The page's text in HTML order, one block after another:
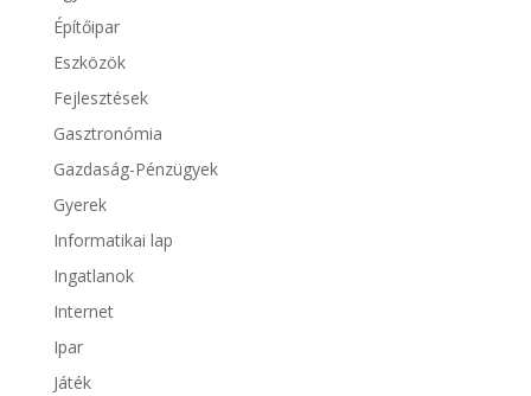
Építőipar
Eszközök
Fejlesztések
Gasztronómia
Gazdaság-Pénzügyek
Gyerek
Informatikai lap
Ingatlanok
Internet
Ipar
Játék